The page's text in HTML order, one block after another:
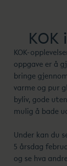
KOK-
oppgave er å
bringe
varme og pur
byliv, gode
mulig å bade
Under kan du
5 årsdag
og se hva